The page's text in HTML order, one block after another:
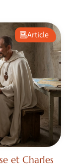
Article
et Charles